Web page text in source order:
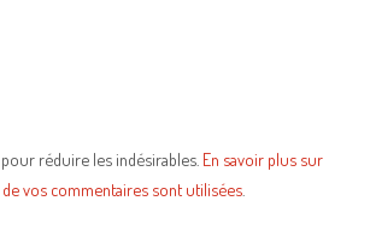
réduire les indésirables. En savoir plus sur
vos commentaires sont utilisées